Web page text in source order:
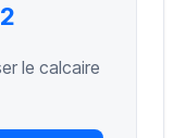
le calcaire